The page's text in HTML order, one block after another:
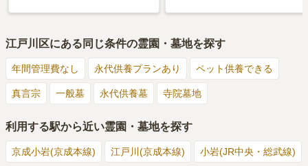
江戸川区にある同じ条件の霊園・墓地を探す
年間管理費なし 永代供養プランあり ペット供養できる
真言宗 一般墓 永代供養墓 寺院墓地
利用する駅から近い霊園・墓地を探す
京成小岩(京成本線) 江戸川(京成本線) 小岩(JR中央・総武線)